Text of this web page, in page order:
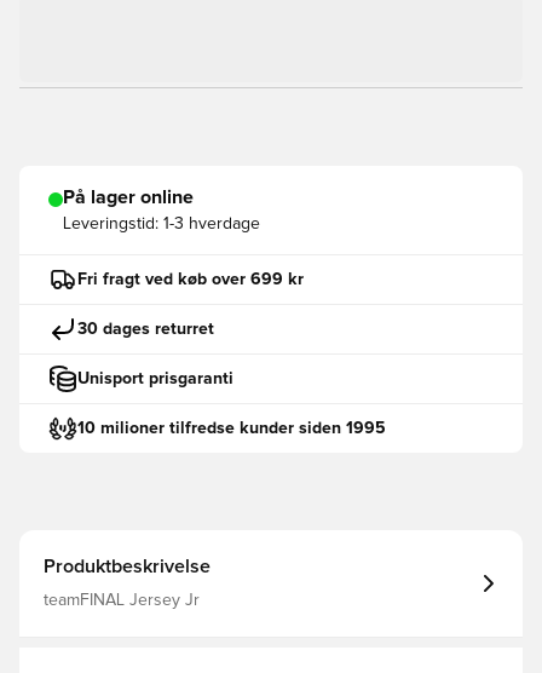
På lager online
Leveringstid: 1-3 hverdage
Fri fragt ved køb over 699 kr
30 dages returret
Unisport prisgaranti
10 milioner tilfredse kunder siden 1995
Produktbeskrivelse
teamFINAL Jersey Jr